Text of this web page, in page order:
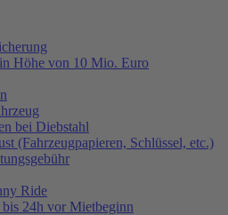
Höhe von 10 Mio. Euro
bei Diebstahl
(Fahrzeugpapieren, Schlüssel, etc.)
Ride
24h vor Mietbeginn